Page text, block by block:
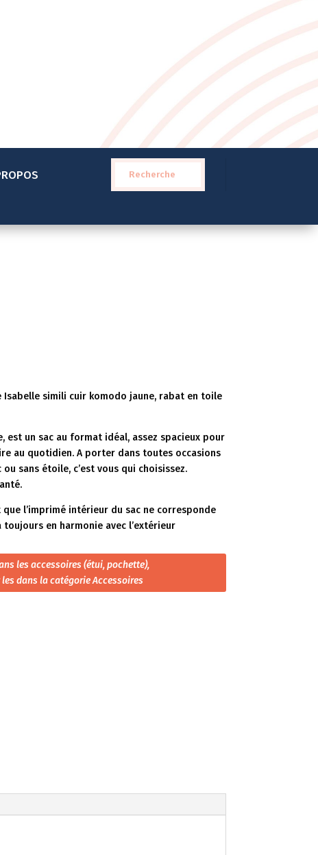
pour :
Isabelle simili cuir komodo jaune, rabat en toile
est un sac au format idéal, assez spacieux pour
au quotidien. A porter dans toutes occasions
ou sans étoile, c’est vous qui choisissez.
l’imprimé intérieur du sac ne corresponde
en harmonie avec l’extérieur
les accessoires (étui, pochette),
dans la catégorie Accessoires